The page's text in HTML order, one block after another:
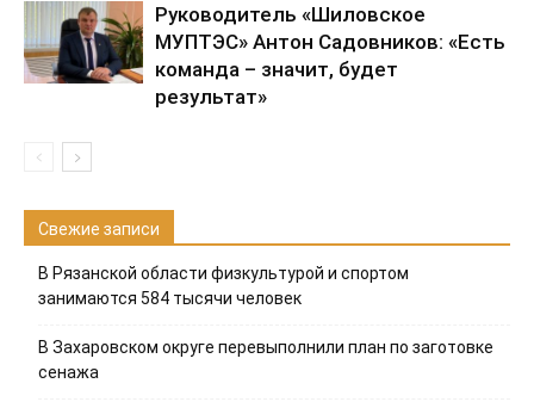
Руководитель «Шиловское
МУПТЭС» Антон Садовников: «Есть
команда – значит, будет
результат»
Свежие записи
В Рязанской области физкультурой и спортом
занимаются 584 тысячи человек
В Захаровском округе перевыполнили план по заготовке
сенажа